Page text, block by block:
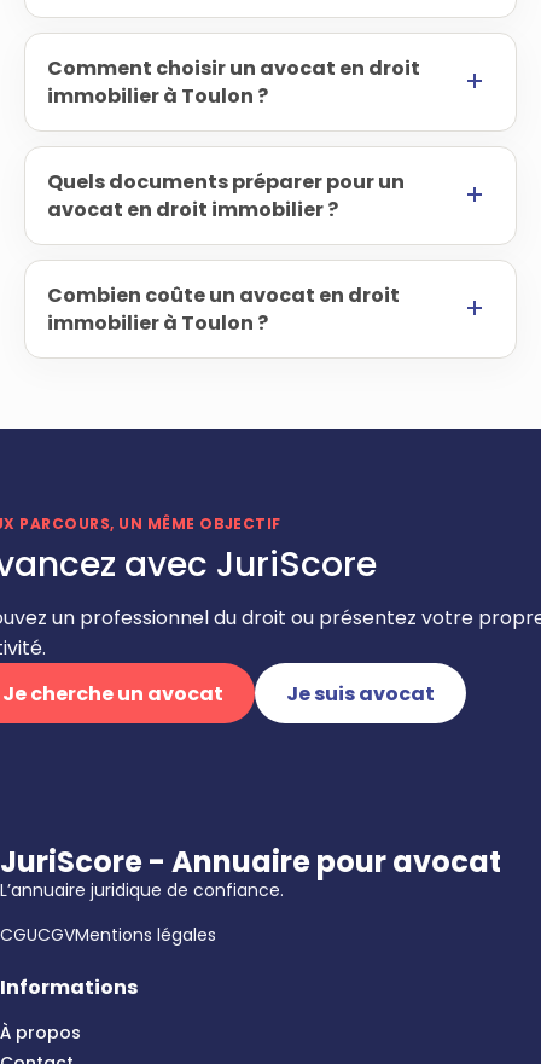
Comment choisir un avocat en droit
immobilier à Toulon ?
Quels documents préparer pour un
avocat en droit immobilier ?
Combien coûte un avocat en droit
immobilier à Toulon ?
PARCOURS, UN MÊME OBJECTIF
avec JuriScore
un professionnel du droit ou présentez votre
Je cherche un avocat
Je suis avocat
JuriScore - Annuaire pour avocat
L’annuaire juridique de confiance.
CGUCGVMentions légales
Informations
À propos